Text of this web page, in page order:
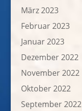
März 2023
Februar 2023
Januar 2023
Dezember 2022
November 2022
Oktober 2022
September 2022